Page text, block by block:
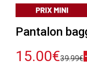
Pantalon
15.00€39.99€